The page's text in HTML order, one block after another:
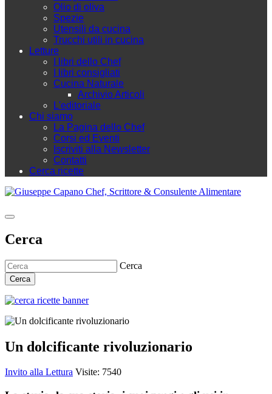
Olio di oliva
Spezie
Utensili da cucina
Trucchi utili in cucina
Letture
I libri dello Chef
I libri consigliati
Cucina Naturale
Archivio Articoli
L'editoriale
Chi siamo
La Pagina dello Chef
Corsi ed Eventi
Iscriviti alla Newsletter
Contatti
Cerca ricette
Cerca
Cerca
Cerca
Un dolcificante rivoluzionario
Invito alla Lettura Visite: 7540